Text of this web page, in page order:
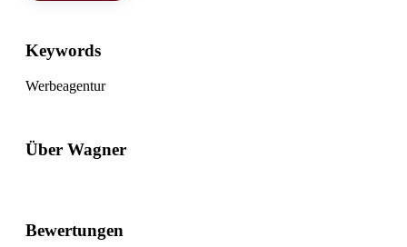
Keywords
Werbeagentur
Über Wagner
Bewertungen